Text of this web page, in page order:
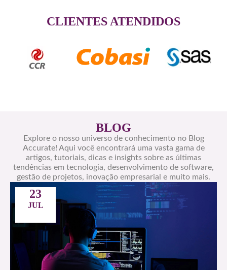
CLIENTES ATENDIDOS
BLOG
Explore o nosso universo de conhecimento no Blog
Accurate! Aqui você encontrará uma vasta gama de
artigos, tutoriais, dicas e insights sobre as últimas
tendências em tecnologia, desenvolvimento de software,
gestão de projetos, inovação empresarial e muito mais.
23
JUL